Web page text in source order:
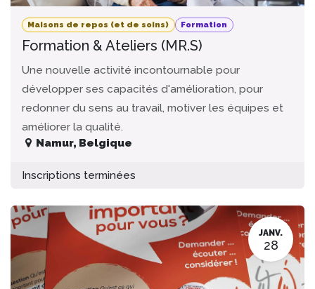
Maisons de repos (et de soins) Formation
Formation & Ateliers (MR.S)
Une nouvelle activité incontournable pour
développer ses capacités d'amélioration, pour
redonner du sens au travail, motiver les équipes et
améliorer la qualité.
Namur, Belgique
Inscriptions terminées
JANV.
28